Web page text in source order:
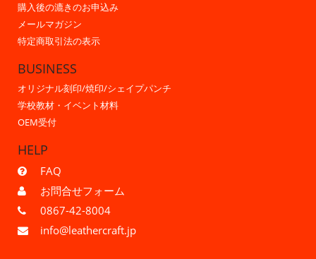
購入後の漉きのお申込み
メールマガジン
特定商取引法の表示
BUSINESS
オリジナル刻印/焼印/シェイプパンチ
学校教材・イベント材料
OEM受付
HELP
FAQ
お問合せフォーム
0867-42-8004
info@leathercraft.jp